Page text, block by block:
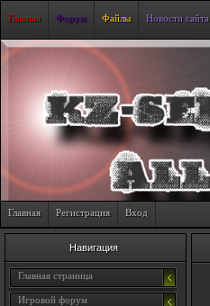
Главная Форум Файлы Новости cайта
Главная Регистрация Вход
Навигация
Главная страница
Игровой форум